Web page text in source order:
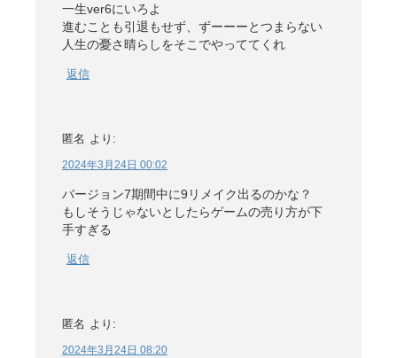
一生ver6にいろよ
進むことも引退もせず、ずーーーとつまらない
人生の憂さ晴らしをそこでやっててくれ
返信
匿名 より:
2024年3月24日 00:02
バージョン7期間中に9リメイク出るのかな？
もしそうじゃないとしたらゲームの売り方が下
手すぎる
返信
匿名 より:
2024年3月24日 08:20